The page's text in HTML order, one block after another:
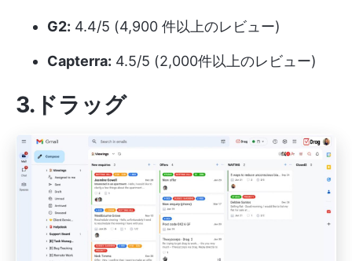
G2: 4.4/5 (4,900 件以上のレビュー)
Capterra: 4.5/5 (2,000件以上のレビュー)
3.ドラッグ